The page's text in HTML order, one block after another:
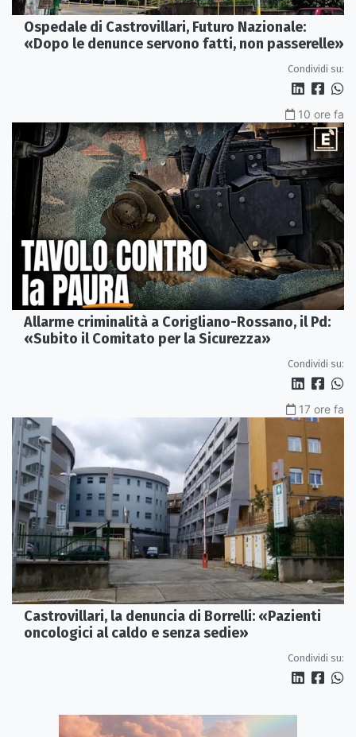
Ospedale di Castrovillari, Futuro Nazionale:
«Dopo le denunce servono fatti, non passerelle»
Condividi su:
10 ore fa
Allarme criminalità a Corigliano-Rossano, il Pd:
«Subito il Comitato per la Sicurezza»
Condividi su:
17 ore fa
Castrovillari, la denuncia di Borrelli: «Pazienti
oncologici al caldo e senza sedie»
Condividi su: